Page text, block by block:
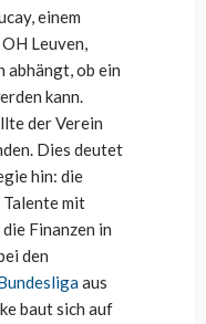
einem
Leuven,
abhängt, ob ein
kann.
der Verein
Dies deutet
hin: die
mit
Finanzen in
den
aus
baut sich auf